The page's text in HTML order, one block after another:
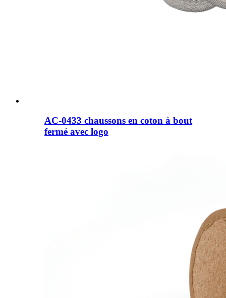
AC-0433 chaussons en coton à bout
fermé avec logo